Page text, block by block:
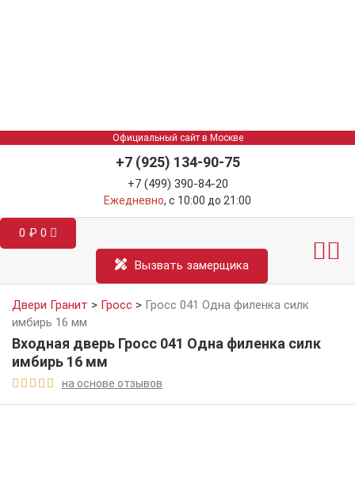
Официальный сайт в Москве
+7 (925) 134-90-75
+7 (499) 390-84-20
Ежедневно, с 10:00 до 21:00
0 ₽ 0
Вызвать замерщика
Двери Гранит > Гросс > Гросс 041 Одна филенка силк
имбирь 16 мм
Входная дверь Гросс 041 Одна филенка силк
имбирь 16 мм
     на основе отзывов